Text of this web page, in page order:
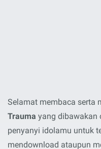
Selamat membaca serta
Trauma yang dibawakan
penyanyi idolamu untuk
mendownload ataupun